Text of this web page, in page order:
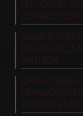
LEFTOVERS
„ERWACHSEN“
ANNA TUR
OAKENFOLD
ANTHEM
ILAN MOREAU:
EMOTION